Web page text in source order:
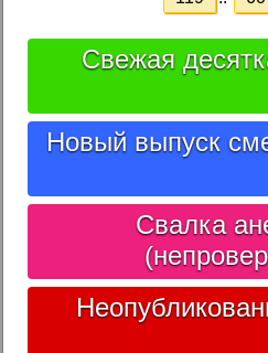
Свежая
Новый выпуск
Свалка